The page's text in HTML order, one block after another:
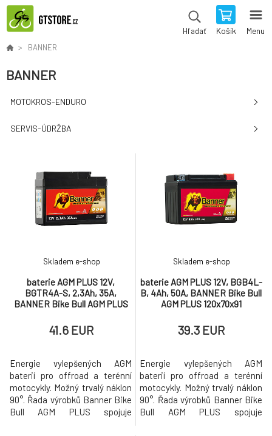
Hľadať Košík Menu
BANNER
BANNER
MOTOKROS-ENDURO
SERVIS-ÚDRŽBA
baterie AGM PLUS 12V,
BGTR4A-S, 2,3Ah, 35A,
BANNER Bike Bull AGM PLUS
Skladem e-shop
41.6 EUR
Energie vylepšených AGM
baterií pro offroad a terénní
motocykly. Možný trvalý náklon
90°. Řada výrobků Banner Bike
Bull AGM PLUS spojuje
baterie AGM PLUS 12V, BGB4L-
B, 4Ah, 50A, BANNER Bike Bull
AGM PLUS 120x70x91
Skladem e-shop
39.3 EUR
Energie vylepšených AGM
baterií pro offroad a terénní
motocykly. Možný trvalý náklon
90°. Řada výrobků Banner Bike
Bull AGM PLUS spojuje